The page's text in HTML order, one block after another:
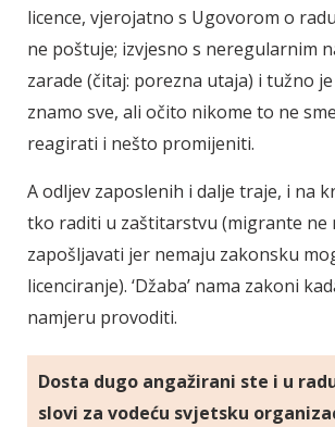
licence, vjerojatno s Ugovorom o
ne poštuje; izvjesno s neregularnim
zarade (čitaj: porezna utaja) i tužno
znamo sve, ali očito nikome to ne
reagirati i nešto promijeniti.
A odljev zaposlenih i dalje traje, i na
tko raditi u zaštitarstvu (migrante ne
zapošljavati jer nemaju zakonsku
licenciranje). ‘Džaba’ nama zakoni
namjeru provoditi.
Dosta dugo angažirani ste i u
slovi za vodeću svjetsku